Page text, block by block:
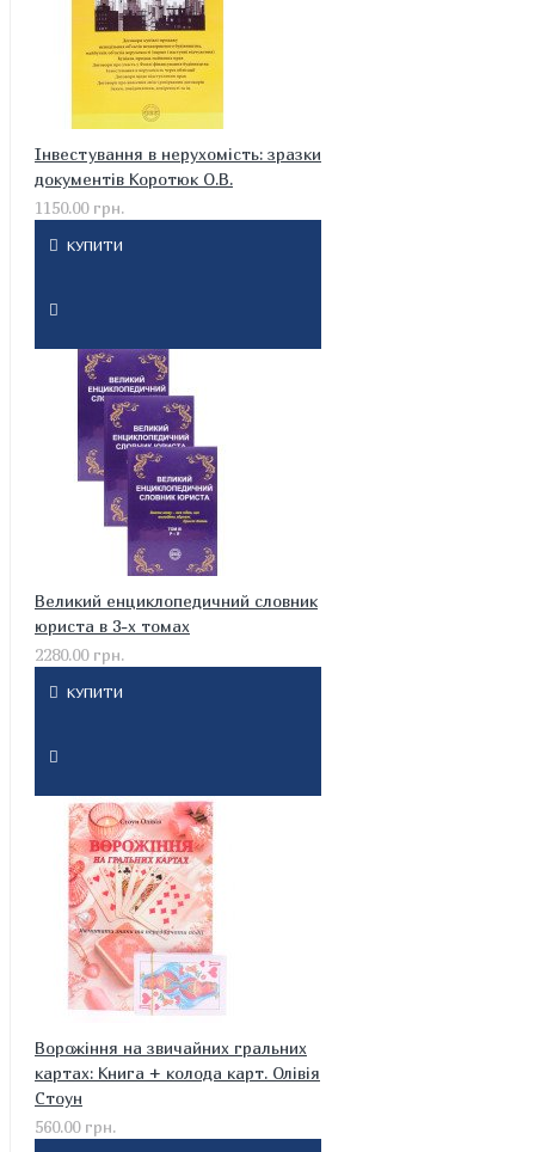
Інвестування в нерухомість: зразки
документів Коротюк О.В.
1150.00 грн.
КУПИТИ
Великий енциклопедичний словник
юриста в 3-х томах
2280.00 грн.
КУПИТИ
Ворожіння на звичайних гральних
картах: Книга + колода карт. Олівія
Стоун
560.00 грн.